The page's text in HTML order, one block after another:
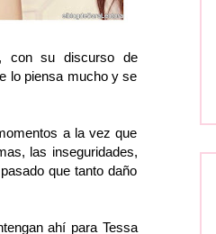
con su discurso de
lo piensa mucho y se
a la vez que
las inseguridades,
que tanto daño
ahí para Tessa